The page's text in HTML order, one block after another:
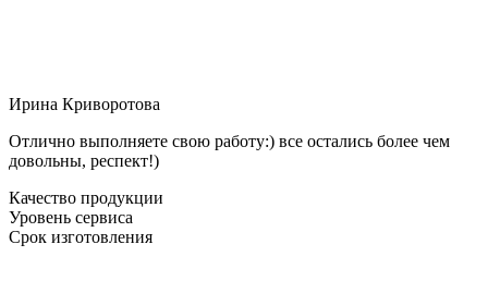
Ирина Криворотова
Отлично выполняете свою работу:) все остались более чем
довольны, респект!)
Качество продукции
Уровень сервиса
Срок изготовления